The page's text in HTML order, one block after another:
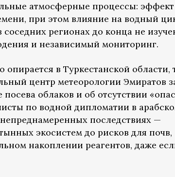
атмосферные процессы:
при этом влияние на водный
регионах до конца не
и независимый мониторинг.
в Туркестанской области,
центр метеорологии Эмиратов
посева облаков и об отсутствии
по водной дипломатии в
последствиях —
экосистем до рисков для почв,
накоплении реагентов, даже